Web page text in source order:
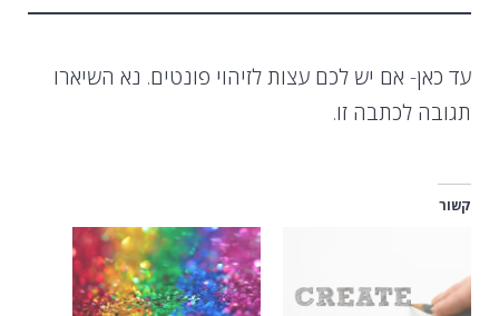
עד כאן- אם יש לכם עצות לזיהוי פונטים. נא השיארו
תגובה לכתבה זו.
קשור